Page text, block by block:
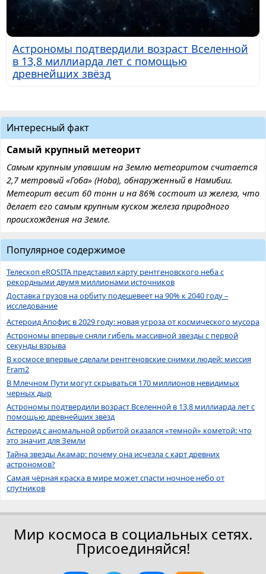
Астрономы подтвердили возраст Вселенной
в 13,8 миллиарда лет с помощью
древнейших звёзд
Интересный факт
Самый крупный метеорит
Самым крупным упавшим на Землю метеоритом считается
2,7 метровый «Гоба» (Hoba), обнаруженный в Намибии.
Метеорит весит 60 тонн и на 86% состоит из железа, что
делает его самым крупным куском железа природного
происхождения на Земле.
Популярное содержимое
Телескоп eROSITA представил карту рентгеновского неба с
рекордными двумя миллионами источников
Доставка грузов на орбиту подешевеет на 90% к 2040 году –
исследование
Астероид Апофис в 2029 году: новая угроза от космического мусора
Астрономы впервые сняли гибель массивной звезды с первой
секунды взрыва
В космосе впервые сделали рентгеновские снимки людей: миссия
Fram2
В Млечном Пути могут скрываться 170 миллионов невидимых
черных дыр
Астрономы подтвердили возраст Вселенной в 13,8 миллиарда лет с
помощью древнейших звёзд
Астероид с аномальной орбитой оказался «темной» кометой: что
это значит для Земли
Тайна звезды Акамар: почему она исчезла с карт древних
астрономов?
Самая чёрная краска в мире может спасти ночное небо от
спутников
Мир космоса в социальных сетях.
Присоединяйся!